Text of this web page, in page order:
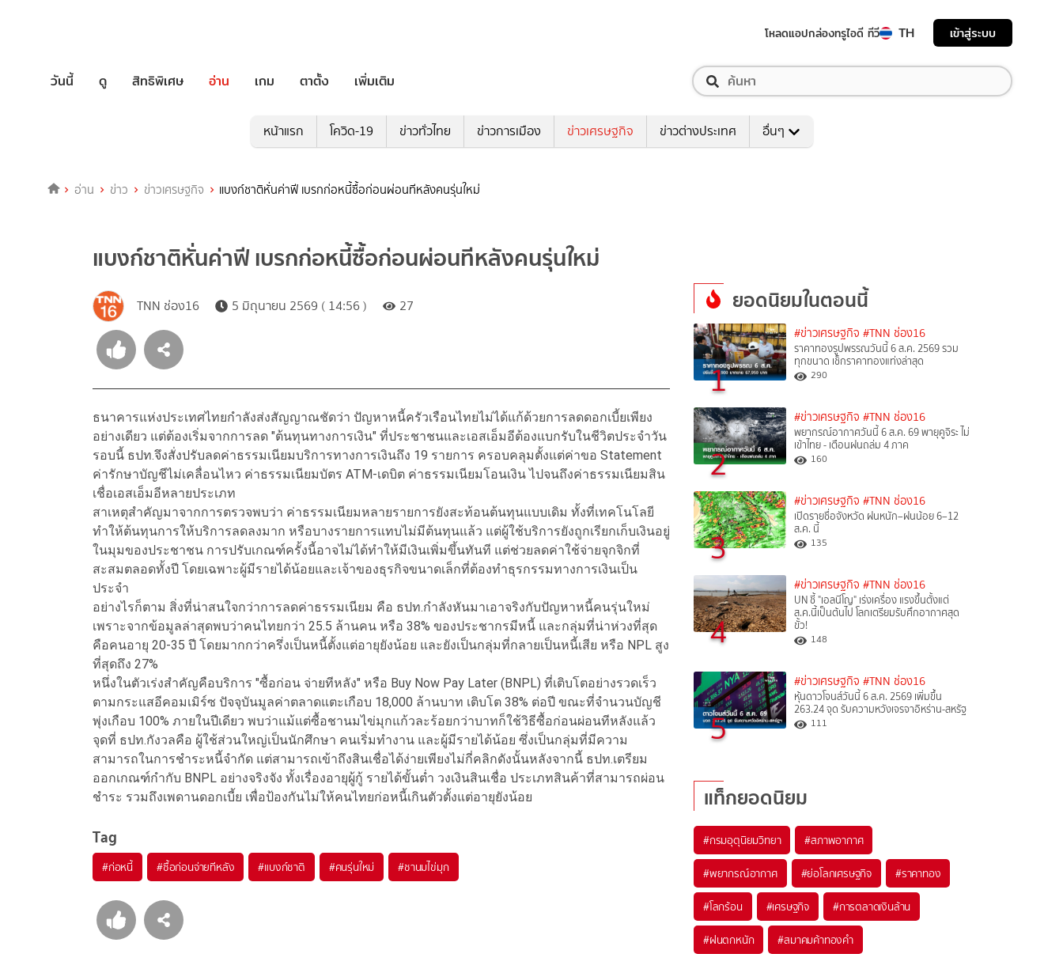
โหลดแอปกล่องทรูไอดี ทีวี TH เข้าสู่ระบบ
วันนี้ ดู สิทธิพิเศษ อ่าน เกม ตาตั้ง เพิ่มเติม
หน้าแรก โควิด-19 ข่าวทั่วไทย ข่าวการเมือง ข่าวเศรษฐกิจ ข่าวต่างประเทศ อื่นๆ
อ่าน ข่าว ข่าวเศรษฐกิจ แบงก์ชาติหั่นค่าฟี เบรกก่อหนี้ซื้อก่อนผ่อนทีหลังคนรุ่นใหม่
แบงก์ชาติหั่นค่าฟี เบรกก่อหนี้ซื้อก่อนผ่อนทีหลังคนรุ่นใหม่
TNN ช่อง16 5 มิถุนายน 2569 ( 14:56 ) 27
ธนาคารแห่งประเทศไทยกำลังส่งสัญญาณชัดว่า ปัญหาหนี้ครัวเรือนไทยไม่ได้แก้ด้วยการลดดอกเบี้ยเพียง
อย่างเดียว แต่ต้องเริ่มจากการลด "ต้นทุนทางการเงิน" ที่ประชาชนและเอสเอ็มอีต้องแบกรับในชีวิตประจำวัน
รอบนี้ ธปท.จึงสั่งปรับลดค่าธรรมเนียมบริการทางการเงินถึง 19 รายการ ครอบคลุมตั้งแต่ค่าขอ Statement
ค่ารักษาบัญชีไม่เคลื่อนไหว ค่าธรรมเนียมบัตร ATM-เดบิต ค่าธรรมเนียมโอนเงิน ไปจนถึงค่าธรรมเนียมสิน
เชื่อเอสเอ็มอีหลายประเภท
สาเหตุสำคัญมาจากการตรวจพบว่า ค่าธรรมเนียมหลายรายการยังสะท้อนต้นทุนแบบเดิม ทั้งที่เทคโนโลยี
ทำให้ต้นทุนการให้บริการลดลงมาก หรือบางรายการแทบไม่มีต้นทุนแล้ว แต่ผู้ใช้บริการยังถูกเรียกเก็บเงินอยู่
ในมุมของประชาชน การปรับเกณฑ์ครั้งนี้อาจไม่ได้ทำให้มีเงินเพิ่มขึ้นทันที แต่ช่วยลดค่าใช้จ่ายจุกจิกที่
สะสมตลอดทั้งปี โดยเฉพาะผู้มีรายได้น้อยและเจ้าของธุรกิจขนาดเล็กที่ต้องทำธุรกรรมทางการเงินเป็น
ประจำ
อย่างไรก็ตาม สิ่งที่น่าสนใจกว่าการลดค่าธรรมเนียม คือ ธปท.กำลังหันมาเอาจริงกับปัญหาหนี้คนรุ่นใหม่
เพราะจากข้อมูลล่าสุดพบว่าคนไทยกว่า 25.5 ล้านคน หรือ 38% ของประชากรมีหนี้ และกลุ่มที่น่าห่วงที่สุด
คือคนอายุ 20-35 ปี โดยมากกว่าครึ่งเป็นหนี้ตั้งแต่อายุยังน้อย และยังเป็นกลุ่มที่กลายเป็นหนี้เสีย หรือ NPL สูง
ที่สุดถึง 27%
หนึ่งในตัวเร่งสำคัญคือบริการ "ซื้อก่อน จ่ายทีหลัง" หรือ Buy Now Pay Later (BNPL) ที่เติบโตอย่างรวดเร็ว
ตามกระแสอีคอมเมิร์ซ ปัจจุบันมูลค่าตลาดแตะเกือบ 18,000 ล้านบาท เติบโต 38% ต่อปี ขณะที่จำนวนบัญชี
พุ่งเกือบ 100% ภายในปีเดียว พบว่าแม้แต่ซื้อชานมไข่มุกแก้วละร้อยกว่าบาทก็ใช้วิธีซื้อก่อนผ่อนทีหลังแล้ว
จุดที่ ธปท.กังวลคือ ผู้ใช้ส่วนใหญ่เป็นนักศึกษา คนเริ่มทำงาน และผู้มีรายได้น้อย ซึ่งเป็นกลุ่มที่มีความ
สามารถในการชำระหนี้จำกัด แต่สามารถเข้าถึงสินเชื่อได้ง่ายเพียงไม่กี่คลิกดังนั้นหลังจากนี้ ธปท.เตรียม
ออกเกณฑ์กำกับ BNPL อย่างจริงจัง ทั้งเรื่องอายุผู้กู้ รายได้ขั้นต่ำ วงเงินสินเชื่อ ประเภทสินค้าที่สามารถผ่อน
ชำระ รวมถึงเพดานดอกเบี้ย เพื่อป้องกันไม่ให้คนไทยก่อหนี้เกินตัวตั้งแต่อายุยังน้อย
Tag
#ก่อหนี้ #ซื้อก่อนจ่ายทีหลัง #แบงก์ชาติ #คนรุ่นใหม่ #ชานมไข่มุก
ยอดนิยมในตอนนี้
1
#ข่าวเศรษฐกิจ #TNN ช่อง16
ราคาทองรูปพรรณวันนี้ 6 ส.ค. 2569 รวม
ทุกขนาด เช็กราคาทองแท่งล่าสุด
290
2
#ข่าวเศรษฐกิจ #TNN ช่อง16
พยากรณ์อากาศวันนี้ 6 ส.ค. 69 พายุคูจิระ ไม่
เข้าไทย - เตือนฝนถล่ม 4 ภาค
160
3
#ข่าวเศรษฐกิจ #TNN ช่อง16
เปิดรายชื่อจังหวัด ฝนหนัก–ฝนน้อย 6–12
ส.ค. นี้
135
4
#ข่าวเศรษฐกิจ #TNN ช่อง16
UN ชี้ "เอลนีโญ" เร่งเครื่อง แรงขึ้นตั้งแต่
ส.ค.นี้เป็นต้นไป โลกเตรียมรับศึกอากาศสุด
ขั้ว!
148
5
#ข่าวเศรษฐกิจ #TNN ช่อง16
หุ้นดาวโจนส์วันนี้ 6 ส.ค. 2569 เพิ่มขึ้น
263.24 จุด รับความหวังเจรจาอิหร่าน-สหรัฐ
111
แท็กยอดนิยม
#กรมอุตุนิยมวิทยา #สภาพอากาศ
#พยากรณ์อากาศ #ย่อโลกเศรษฐกิจ #ราคาทอง
#โลกร้อน #เศรษฐกิจ #การตลาดเงินล้าน
#ฝนตกหนัก #สมาคมค้าทองคำ